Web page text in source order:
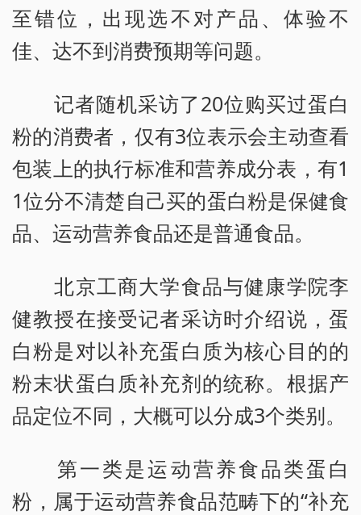
至错位，出现选不对产品、体验不
佳、达不到消费预期等问题。
记者随机采访了20位购买过蛋白
粉的消费者，仅有3位表示会主动查看
包装上的执行标准和营养成分表，有1
1位分不清楚自己买的蛋白粉是保健食
品、运动营养食品还是普通食品。
北京工商大学食品与健康学院李
健教授在接受记者采访时介绍说，蛋
白粉是对以补充蛋白质为核心目的的
粉末状蛋白质补充剂的统称。根据产
品定位不同，大概可以分成3个类别。
第一类是运动营养食品类蛋白
粉，属于运动营养食品范畴下的“补充